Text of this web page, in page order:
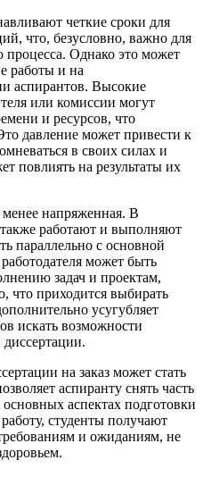
четкие сроки для
что, безусловно, важно для
процесса. Однако это может
работы и на
аспирантов. Высокие
или комиссии могут
и ресурсов, что
давление может привести к
в своих силах и
повлиять на результаты их
напряженная. В
работают и выполняют
параллельно с основной
может быть
задач и проектам,
что приходится выбирать
усугубляет
искать возможности
на заказ может стать
аспиранту снять часть
аспектах подготовки
студенты получают
и ожиданиям, не